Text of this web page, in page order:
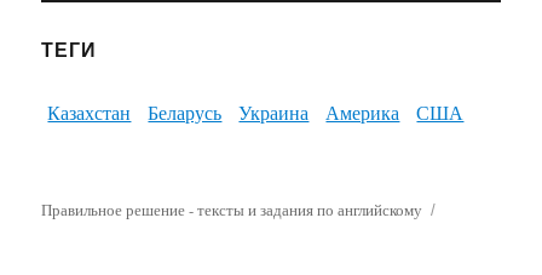
ТЕГИ
Казахстан Беларусь Украина Америка США
Правильное решение - тексты и задания по английскому